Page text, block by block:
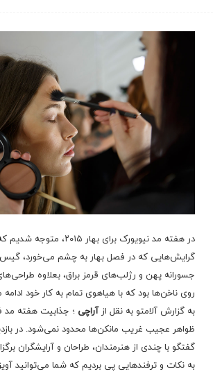
در هفته مد نیویورک برای بهار
گرایش‌هایی که در فصل بهار به چشم می‌خورد،
جسورانه پهن و رژلب‌های قرمز براق، بعلاوه
روی ناخن‌ها بود که با هیاهوی تمام به کار خود ادامه
به گزارش آلامتو به نقل ازآراچی ؛ جذابیت هفته مد
ظواهر عجیب‌ غریب مانکن‌ها محدود نمی‌شود. در
گفتگو با چندی از هنرمندان، طراحان و آرایشگران
به نکات و ترفندهایی پی بردیم که شما می‌توانید